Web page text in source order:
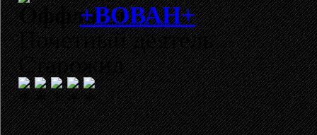
+ВОВАН+
Почетный деятель
Старожил